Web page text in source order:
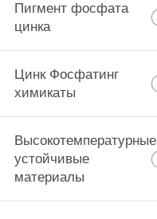
Пигмент фосфата
цинка
Цинк Фосфатинг
химикаты
Высокотемпературные
устойчивые
материалы